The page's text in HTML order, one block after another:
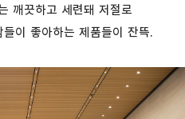
깨끗하고 세련돼 저절로
이 좋아하는 제품들이 잔뜩.